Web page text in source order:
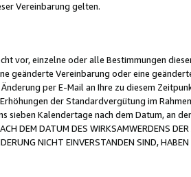
Vereinbarung gelten.
vor, einzelne oder alle Bestimmungen
geänderte Vereinbarung oder eine
per E-Mail an Ihre zu diesem
der Standardvergütung im
sieben Kalendertage nach dem Datum, an
DEM DATUM DES WIRKSAMWERDENS
NICHT EINVERSTANDEN SIND,